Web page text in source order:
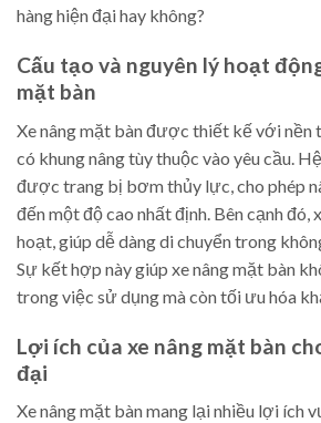
hàng hiện đại hay không?
Cấu tạo và nguyên lý hoạt
mặt bàn
Xe nâng mặt bàn được thiết kế với nền
có khung nâng tùy thuộc vào yêu cầu.
được trang bị bơm thủy lực, cho phép
đến một độ cao nhất định. Bên cạnh đó,
hoạt, giúp dễ dàng di chuyển trong
Sự kết hợp này giúp xe nâng mặt bàn
trong việc sử dụng mà còn tối ưu hóa
Lợi ích của xe nâng mặt bàn
đại
Xe nâng mặt bàn mang lại nhiều lợi ích